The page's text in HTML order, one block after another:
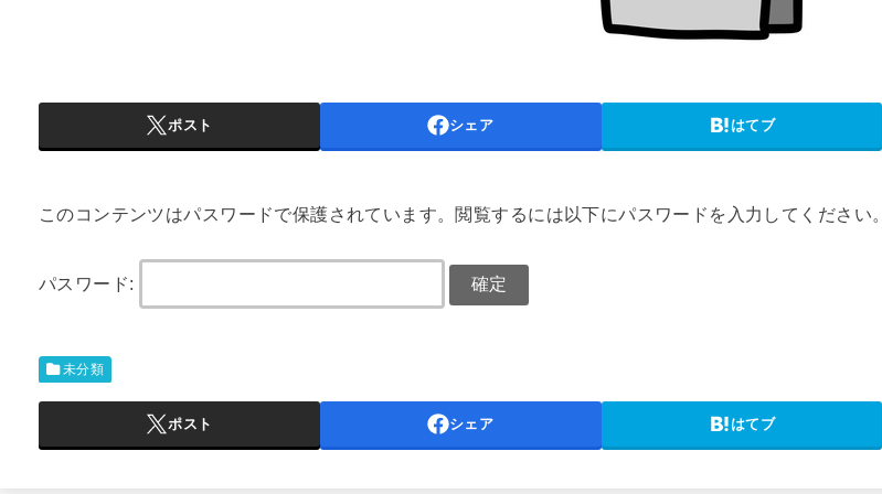
ポスト シェア はてブ
このコンテンツはパスワードで保護されています。閲覧するには以下にパスワードを入力してください。
パスワード:
未分類
ポスト シェア はてブ